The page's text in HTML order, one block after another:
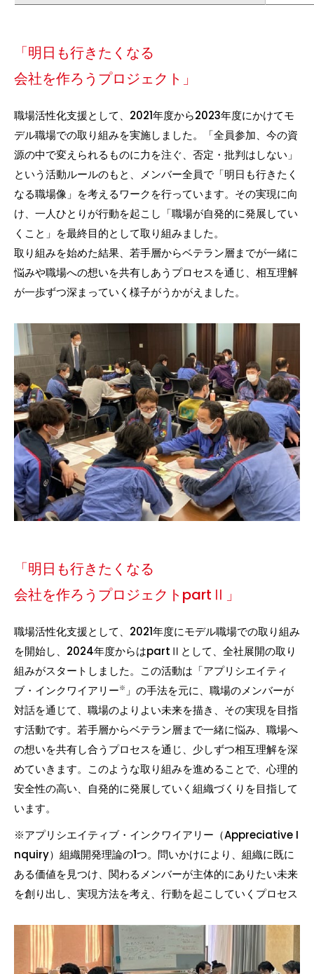
「明日も行きたくなる
会社を作ろうプロジェクト」
職場活性化支援として、2021年度から2023年度にかけてモ
デル職場での取り組みを実施しました。「全員参加、今の資
源の中で変えられるものに力を注ぐ、否定・批判はしない」
という活動ルールのもと、メンバー全員で「明日も行きたく
なる職場像」を考えるワークを行っています。その実現に向
け、一人ひとりが行動を起こし「職場が自発的に発展してい
くこと」を最終目的として取り組みました。
取り組みを始めた結果、若手層からベテラン層までが一緒に
悩みや職場への想いを共有しあうプロセスを通じ、相互理解
が一歩ずつ深まっていく様子がうかがえました。
「明日も行きたくなる
会社を作ろうプロジェクトpartⅡ」
職場活性化支援として、2021年度にモデル職場での取り組み
を開始し、2024年度からはpartⅡとして、全社展開の取り
組みがスタートしました。この活動は「アプリシエイティ
ブ・インクワイアリー※」の手法を元に、職場のメンバーが
対話を通じて、職場のよりよい未来を描き、その実現を目指
す活動です。若手層からベテラン層まで一緒に悩み、職場へ
の想いを共有し合うプロセスを通じ、少しずつ相互理解を深
めていきます。このような取り組みを進めることで、心理的
安全性の高い、自発的に発展していく組織づくりを目指して
います。
※アプリシエイティブ・インクワイアリー（Appreciative I
nquiry）組織開発理論の1つ。問いかけにより、組織に既に
ある価値を見つけ、関わるメンバーが主体的にありたい未来
を創り出し、実現方法を考え、行動を起こしていくプロセス